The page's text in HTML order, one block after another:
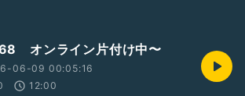
オンライン片付け中〜
06-09 00:05:16
12:00